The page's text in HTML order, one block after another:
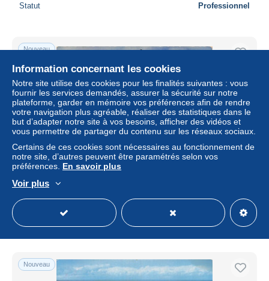
Statut Professionnel
Nouveau
Professionnel
Nouveau
Information concernant les cookies
Notre site utilise des cookies pour les finalités suivantes : vous
fournir les services demandés, assurer la sécurité sur notre
plateforme, garder en mémoire vos préférences afin de rendre
votre navigation plus agréable, réaliser des statistiques dans le
but d’adapter notre site à vos besoins, afficher des vidéos et
vous permettre de partager du contenu sur les réseaux sociaux.
Certains de ces cookies sont nécessaires au fonctionnement de
notre site, d’autres peuvent être paramétrés selon vos
préférences. En savoir plus
Voir plus